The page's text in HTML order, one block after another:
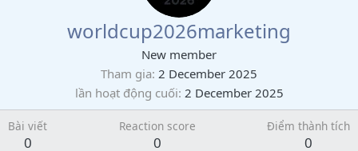
worldcup2026marketing
New member
Tham gia 2 December 2025
lần hoạt động cuối 2 December 2025
Bài viết
0
Reaction score
0
Điểm thành tích
0